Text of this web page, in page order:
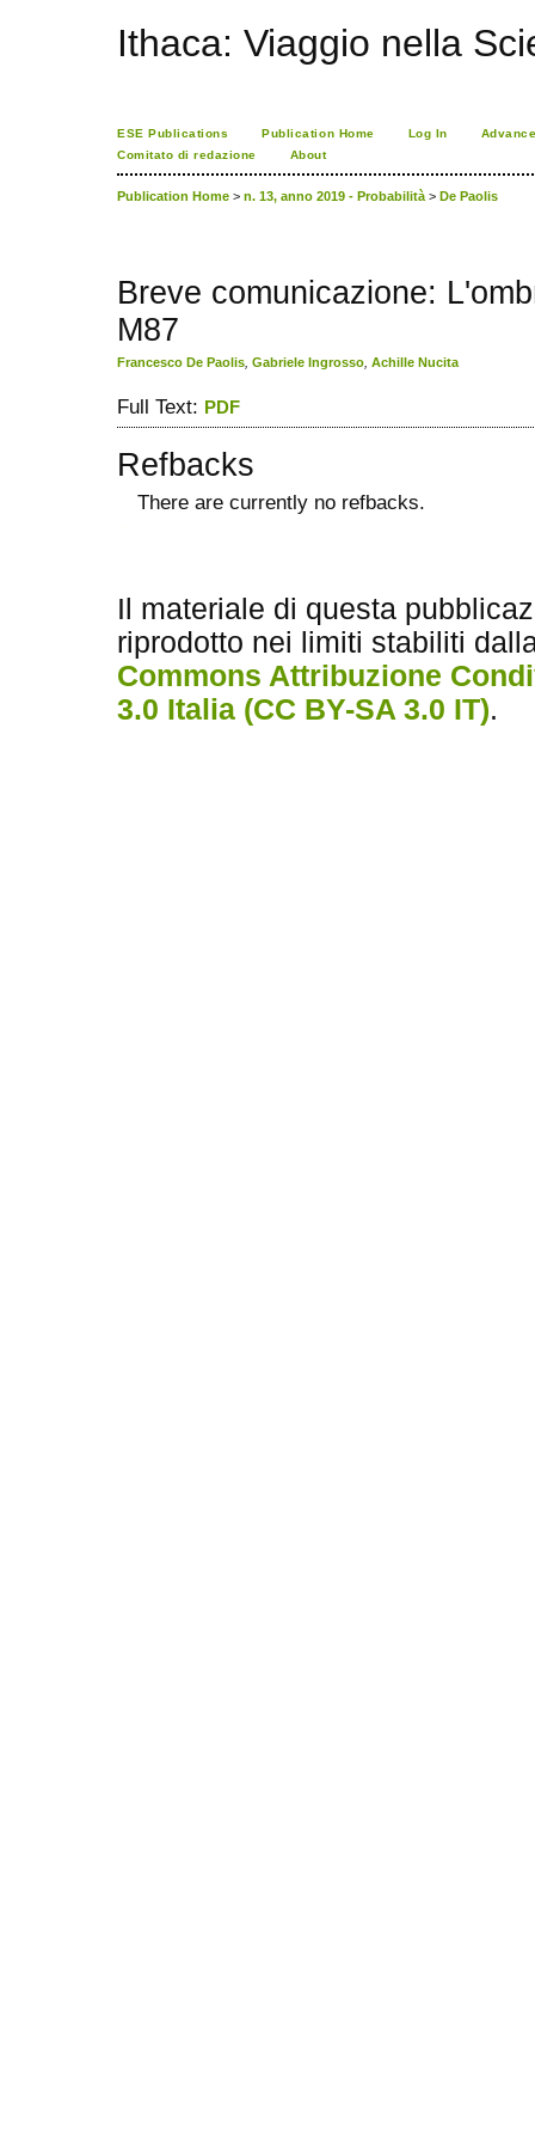
Ithaca: Viaggio nella
ESE Publications Publication Home Log In
Comitato di redazione
About
Publication Home > n. 13, anno 2019 - Probabilità > De Paolis
Breve comunicazione:
M87
Francesco De Paolis Gabriele Ingrosso Achille Nucita
Full Text: PDF
Refbacks
There are currently no refbacks.
Il materiale di questa
riprodotto nei limiti stabiliti
Commons Attribuzione
3.0 Italia (CC BY-SA 3.0 IT).